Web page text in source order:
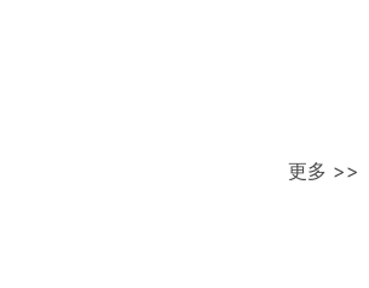
更多 >>